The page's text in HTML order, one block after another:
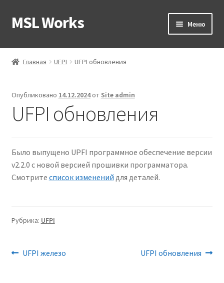
Перейти
к
Перейти
к
MSL Works Меню
UFPI
Форум
Контакты
Главная UFPI UFPI обновления
Опубликовано 14.12.2024от Site admin
UFPI обновления
Было выпущено UPFI программное обеспечение версии
v2.2.0 с новой версией прошивки программатора.
Смотрите список изменений для деталей.
Рубрика: UFPI
Навигация
Предыдущая
UFPI железо
Следующая
UFPI обновления